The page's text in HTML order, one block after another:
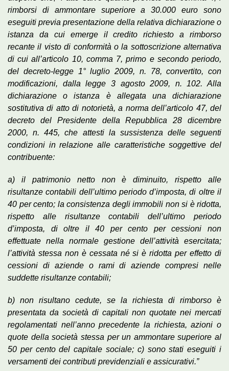
rimborsi di ammontare superiore a 30.000 euro sono
eseguiti previa presentazione della relativa dichiarazione o
istanza da cui emerge il credito richiesto a rimborso
recante il visto di conformità o la sottoscrizione alternativa
di cui all’articolo 10, comma 7, primo e secondo periodo,
del decreto-legge 1° luglio 2009, n. 78, convertito, con
modificazioni, dalla legge 3 agosto 2009, n. 102. Alla
dichiarazione o istanza è allegata una dichiarazione
sostitutiva di atto di notorietà, a norma dell’articolo 47, del
decreto del Presidente della Repubblica 28 dicembre
2000, n. 445, che attesti la sussistenza delle seguenti
condizioni in relazione alle caratteristiche soggettive del
contribuente:
a) il patrimonio netto non è diminuito, rispetto alle
risultanze contabili dell’ultimo periodo d’imposta, di oltre il
40 per cento; la consistenza degli immobili non si è ridotta,
rispetto alle risultanze contabili dell’ultimo periodo
d’imposta, di oltre il 40 per cento per cessioni non
effettuate nella normale gestione dell’attività esercitata;
l’attività stessa non è cessata né si è ridotta per effetto di
cessioni di aziende o rami di aziende compresi nelle
suddette risultanze contabili;
b) non risultano cedute, se la richiesta di rimborso è
presentata da società di capitali non quotate nei mercati
regolamentati nell’anno precedente la richiesta, azioni o
quote della società stessa per un ammontare superiore al
50 per cento del capitale sociale; c) sono stati eseguiti i
versamenti dei contributi previdenziali e assicurativi.”